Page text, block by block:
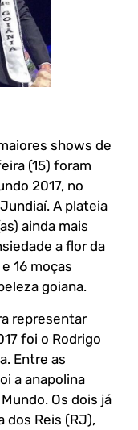
shows de
(15) foram
2017, no
A plateia
ainda mais
a flor da
16 moças
goiana.
representar
foi o Rodrigo
Entre as
a anapolina
Os dois já
dos Reis (RJ),